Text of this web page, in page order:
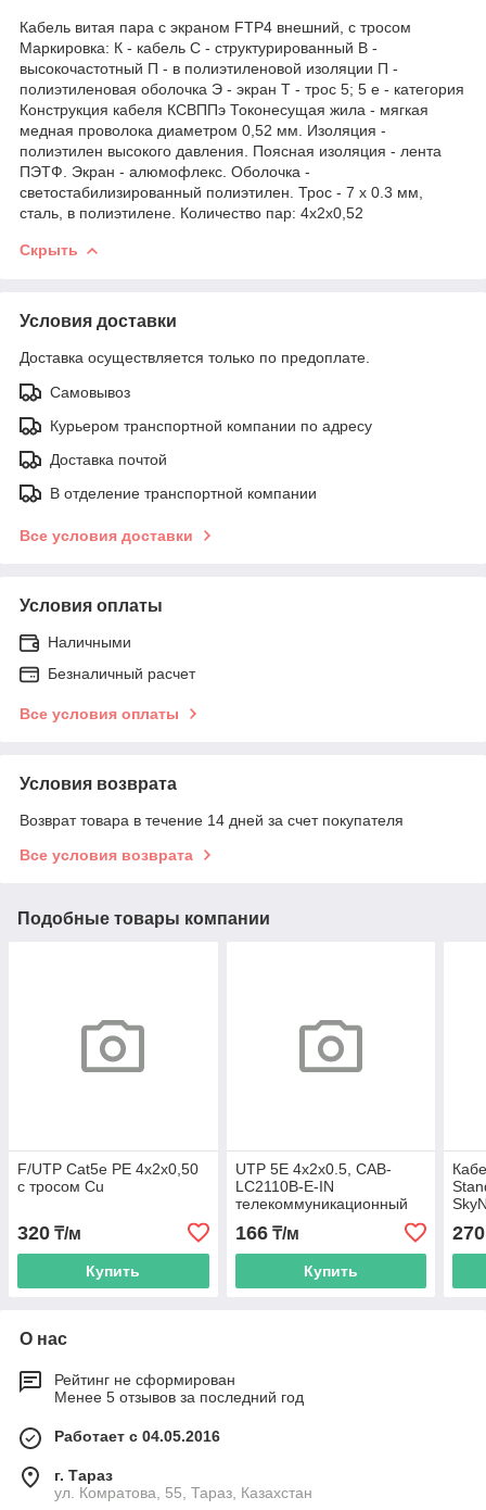
Кабель витая пара с экраном FTP4 внешний, с тросом
Маркировка: К - кабель С - структурированный В -
высокочастотный П - в полиэтиленовой изоляции П -
полиэтиленовая оболочка Э - экран Т - трос 5; 5 е - категория
Конструкция кабеля КСВППэ Токонесущая жила - мягкая
медная проволока диаметром 0,52 мм. Изоляция -
полиэтилен высокого давления. Поясная изоляция - лента
ПЭТФ. Экран - алюмофлекс. Оболочка -
светостабилизированный полиэтилен. Трос - 7 х 0.3 мм,
сталь, в полиэтилене. Количество пар: 4х2х0,52
Скрыть
Условия доставки
Доставка осуществляется только по предоплате.
Самовывоз
Курьером транспортной компании по адресу
Доставка почтой
В отделение транспортной компании
Все условия доставки
Условия оплаты
Наличными
Безналичный расчет
Все условия оплаты
Условия возврата
Возврат товара в течение 14 дней за счет покупателя
Все условия возврата
Подобные товары компании
F/UTP Cat5e PE 4x2x0,50
с тросом Сu
320 ₸/м
Купить
UTP 5E 4x2x0.5, CAB-
LC2110B-E-IN
телекоммуникационный
кабель (unv) УЛИЧНЫЙ
305м
166₸/м
Купить
270
О нас
Рейтинг не сформирован
Менее 5 отзывов за последний год
Работает с 04.05.2016
г. Тараз
ул. Комратова, 55, Тараз, Казахстан